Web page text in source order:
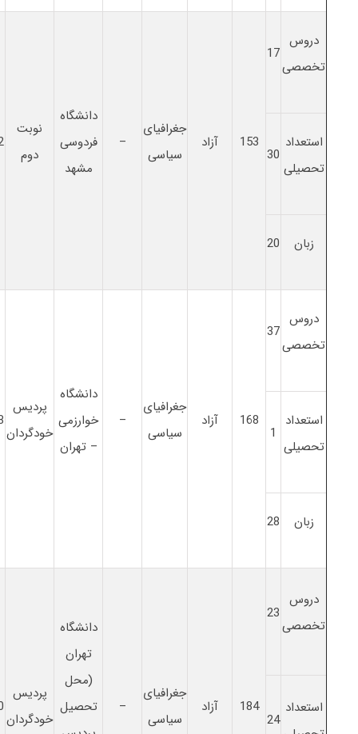
دروس
تخصصی
17
153 آزاد
جغرافیای
سیاسی
–
دانشگاه
فردوسی
مشهد
نوبت
دوم
استعداد
تحصیلی
30
زبان 20
دروس
تخصصی
37
168 آزاد
جغرافیای
سیاسی
–
دانشگاه
خوارزمی
– تهران
پردیس
خودگردان
استعداد
تحصیلی
1
زبان 28
دروس
تخصصی
23
184 آزاد
جغرافیای
سیاسی
–
دانشگاه
تهران
(محل
تحصیل
پردیس
خودگردان
استعداد
24